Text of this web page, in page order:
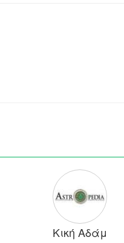
Κική Αδάμ